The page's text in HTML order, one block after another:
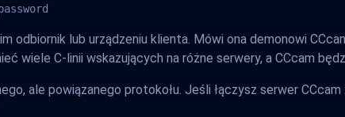
odbiornik lub urządzeniu klienta. Mówi ona demonowi
wiele C-linii wskazujących na różne serwery, a CCcam
ale powiązanego protokołu. Jeśli łączysz serwer